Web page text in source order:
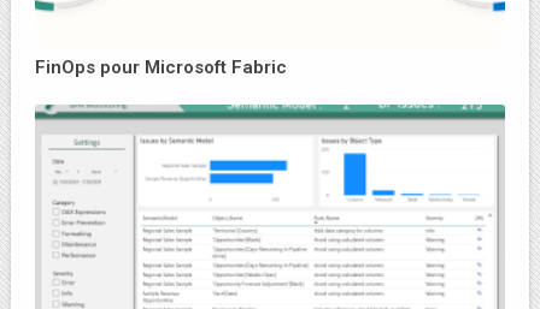
FinOps pour Microsoft Fabric